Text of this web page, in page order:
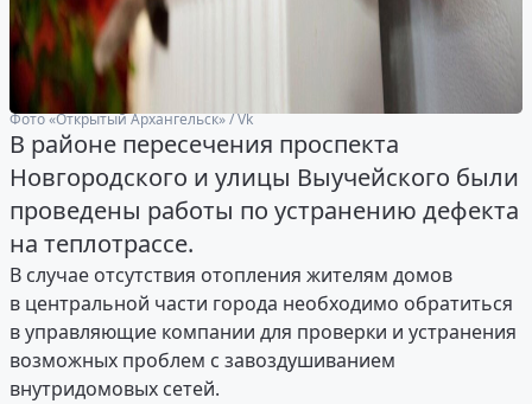
Фото «Открытый Архангельск» / Vk
В районе пересечения проспекта
Новгородского и улицы Выучейского были
проведены работы по устранению дефекта
на теплотрассе.
В случае отсутствия отопления жителям домов
в центральной части города необходимо обратиться
в управляющие компании для проверки и устранения
возможных проблем с завоздушиванием
внутридомовых сетей.